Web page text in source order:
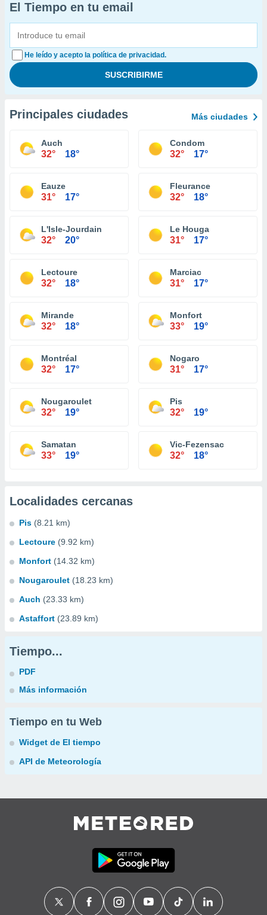
El Tiempo en tu email
He leído y acepto la política de privacidad.
Principales ciudades Más ciudades
Auch
32° 18°
Condom
32° 17°
Eauze
31° 17°
Fleurance
32° 18°
L'Isle-Jourdain
32° 20°
Le Houga
31° 17°
Lectoure
32° 18°
Marciac
31° 17°
Mirande
32° 18°
Monfort
33° 19°
Montréal
32° 17°
Nogaro
31° 17°
Nougaroulet
32° 19°
Pis
32° 19°
Samatan
33° 19°
Vic-Fezensac
32° 18°
Localidades cercanas
Pis (8.21 km)
Lectoure (9.92 km)
Monfort (14.32 km)
Nougaroulet (18.23 km)
Auch (23.33 km)
Astaffort (23.89 km)
Tiempo...
PDF
Más información
Tiempo en tu Web
Widget de El tiempo
API de Meteorología